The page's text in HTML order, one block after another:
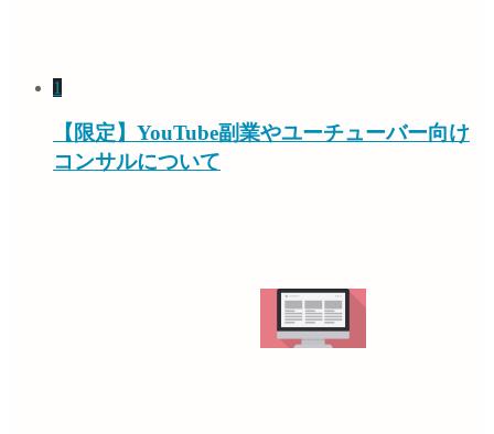
1
【限定】YouTube副業やユーチューバー向け
コンサルについて